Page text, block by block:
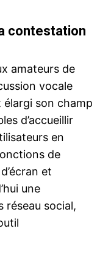
contestation
amateurs de
vocale
son champ
d’accueillir
en
de
et
une
réseau social,